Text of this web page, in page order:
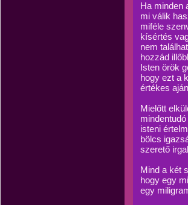
Ha minden
mi válik
miféle
kísértés
nem
hozzád
Isten örök
hogy ezt a
értékes
Mielőtt
isteni
bölcs
szerető
Mind a két
hogy egy
egy